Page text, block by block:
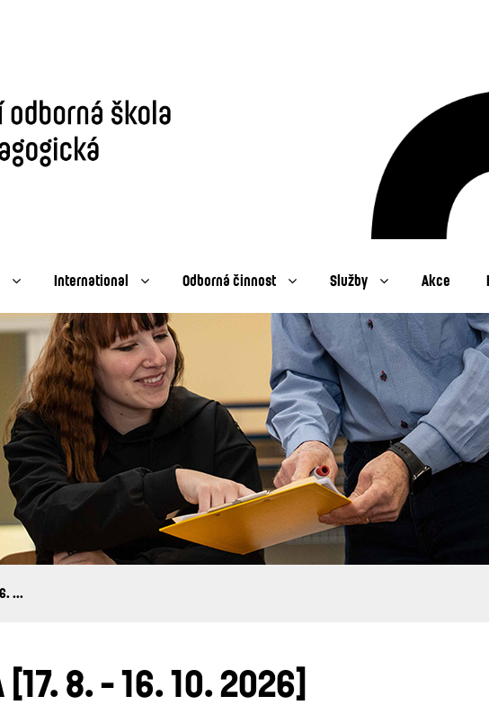
International Odborná činnost Služby Akce
...
[17. 8. - 16. 10. 2026]